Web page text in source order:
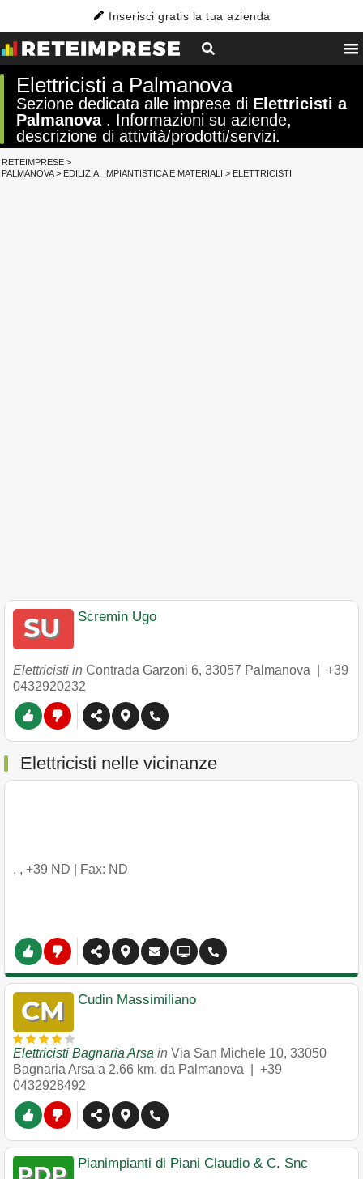
Inserisci gratis la tua azienda
Elettricisti a Palmanova
Sezione dedicata alle imprese di Elettricisti a
Palmanova. Informazioni su aziende,
descrizione di attività/prodotti/servizi.
RETEIMPRESE >
PALMANOVA> EDILIZIA, IMPIANTISTICA E MATERIALI > ELETTRICISTI
Scremin Ugo
Elettricisti in Contrada Garzoni 6, 33057 Palmanova
+39
0432920232
Elettricisti nelle vicinanze
, , +39 ND | Fax: ND
Cudin Massimiliano
Elettricisti Bagnaria Arsa in Via San Michele 10, 33050
Bagnaria Arsa a 2.66 km. da Palmanova | +39
0432928492
Pianimpianti di Piani Claudio & C. Snc